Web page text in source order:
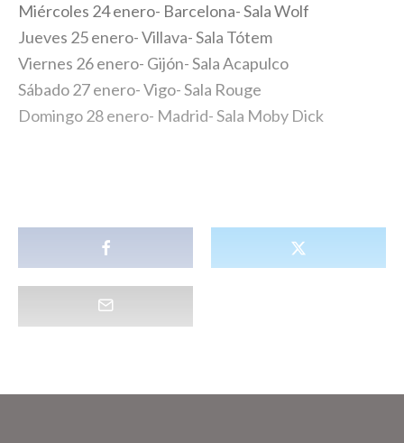
Miércoles 24 enero- Barcelona- Sala Wolf
Jueves 25 enero- Villava- Sala Tótem
Viernes 26 enero- Gijón- Sala Acapulco
Sábado 27 enero- Vigo- Sala Rouge
Domingo 28 enero- Madrid- Sala Moby Dick